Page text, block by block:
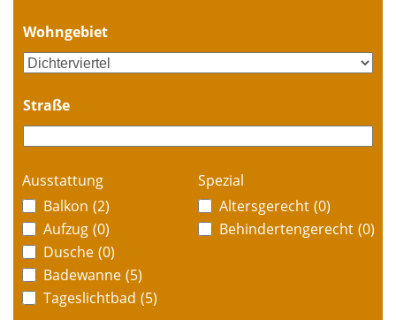
Wohngebiet
Straße
Ausstattung
Balkon (2)
Aufzug (0)
Dusche (0)
Badewanne (5)
Tageslichtbad (5)
Spezial
Altersgerecht (0)
Behindertengerecht (0)